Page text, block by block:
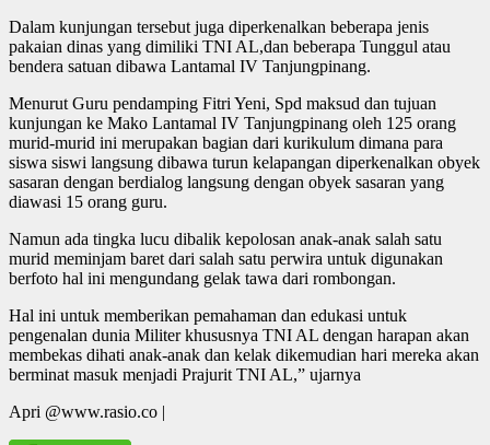
Dalam kunjungan tersebut juga diperkenalkan beberapa jenis
pakaian dinas yang dimiliki TNI AL,dan beberapa Tunggul atau
bendera satuan dibawa Lantamal IV Tanjungpinang.
Menurut Guru pendamping Fitri Yeni, Spd maksud dan tujuan
kunjungan ke Mako Lantamal IV Tanjungpinang oleh 125 orang
murid-murid ini merupakan bagian dari kurikulum dimana para
siswa siswi langsung dibawa turun kelapangan diperkenalkan obyek
sasaran dengan berdialog langsung dengan obyek sasaran yang
diawasi 15 orang guru.
Namun ada tingka lucu dibalik kepolosan anak-anak salah satu
murid meminjam baret dari salah satu perwira untuk digunakan
berfoto hal ini mengundang gelak tawa dari rombongan.
Hal ini untuk memberikan pemahaman dan edukasi untuk
pengenalan dunia Militer khususnya TNI AL dengan harapan akan
membekas dihati anak-anak dan kelak dikemudian hari mereka akan
berminat masuk menjadi Prajurit TNI AL,” ujarnya
Apri @www.rasio.co |